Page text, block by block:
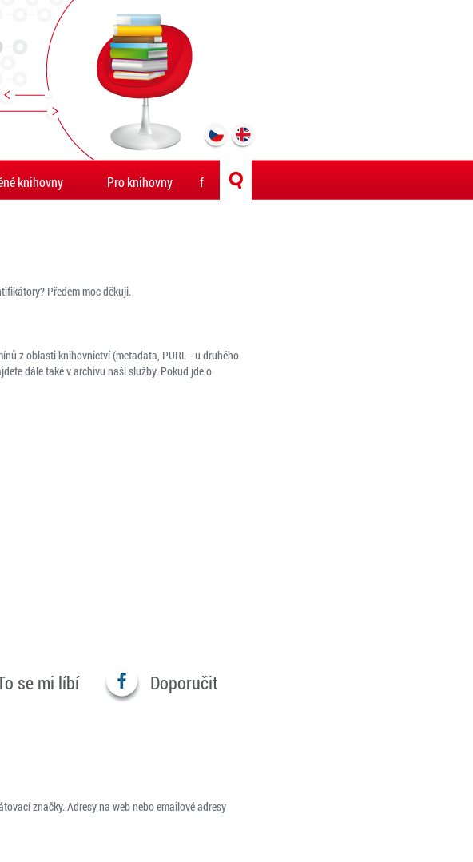
knihovny Pro knihovny f
Předem moc děkuji.
z oblasti knihovnictví (metadata, PURL - u druhého
dále také v archivu naší služby. Pokud jde o
se mi líbí Doporučit
značky. Adresy na web nebo emailové adresy